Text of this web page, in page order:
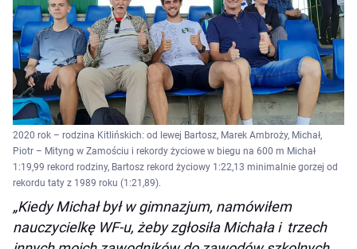
2020 rok – rodzina Kitlińskich: od lewej Bartosz, Marek Ambroży, Michał,
Piotr – Mityng w Zamościu i rekordy życiowe w biegu na 600 m Michał
1:19,99 rekord rodziny, Bartosz rekord życiowy 1:22,13 minimalnie gorzej od
rekordu taty z 1989 roku (1:21,89).
„Kiedy Michał był w gimnazjum, namówiłem
nauczycielkę WF-u, żeby zgłosiła Michała i trzech